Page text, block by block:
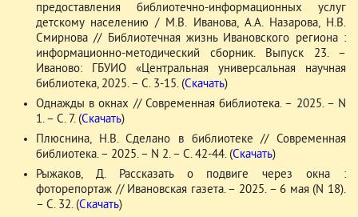
предоставления библиотечно-информационных услуг
детскому населению / М.В. Иванова, А.А. Назарова, Н.В.
Смирнова // Библиотечная жизнь Ивановского региона :
информационно-методический сборник. Выпуск 23. –
Иваново: ГБУИО «Центральная универсальная научная
библиотека, 2025. – С. 3-15. (Скачать)
Однажды в окнах // Современная библиотека. – 2025. – N
1. – С. 7. (Скачать)
Плюснина, Н.В. Сделано в библиотеке // Современная
библиотека. – 2025. – N 2. – С. 42-44. (Скачать)
Рыжаков, Д. Рассказать о подвиге через окна :
фоторепортаж // Ивановская газета. – 2025. – 6 мая (N 18).
– С. 32. (Скачать)